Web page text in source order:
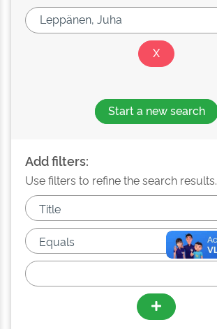
Start a new search
Add filters:
Use filters to refine the search results.